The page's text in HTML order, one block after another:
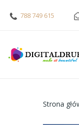
788 749 615
Strona